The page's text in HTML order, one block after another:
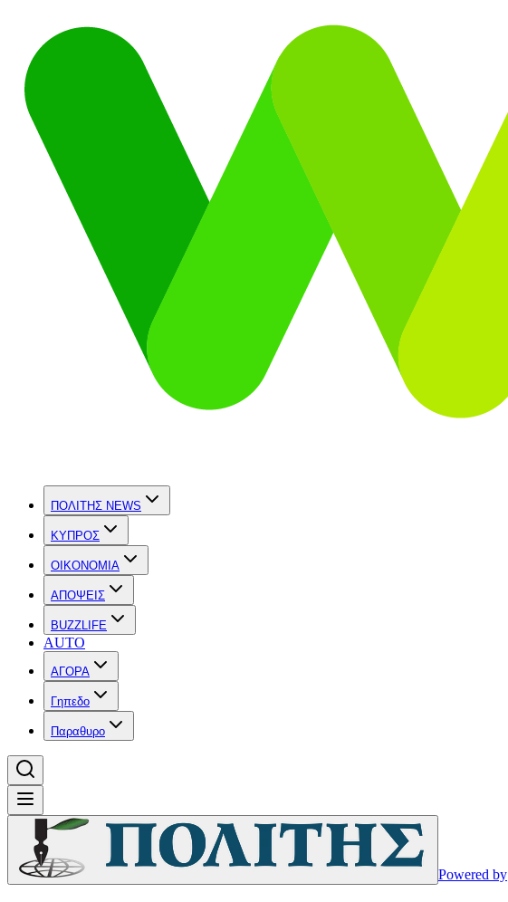
ΠΟΛΙΤΗΣ NEWS
ΚΥΠΡΟΣ
OIKONOMIA
ΑΠΟΨΕΙΣ
BUZZLIFE
AUTO
ΑΓΟΡΑ
Γηπεδο
Παραθυρο
Powered by